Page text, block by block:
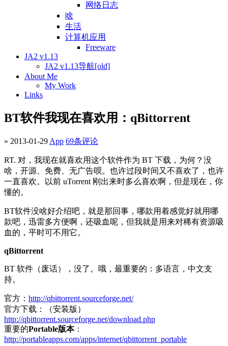
网络日志
啥
生活
计算机应用
Freeware
JA2 v1.13
JA2 v1.13导航[old]
About Me
My Work
Links
BT软件我现在喜欢用：qBittorrent
» 2013-01-29 App 69条评论
RT. 对，我现在就喜欢用这个软件作为 BT 下载，为何？没
啥，开源、免费、无广告呗。也许过段时间又不喜欢了，也许
一直喜欢。以前 uTorrent 刚出来时多么喜欢啊，但是现在，你
懂的。
BT软件没啥好介绍吧，就是那回事，哪款用着感觉好就用哪
款吧，迅雷多方便啊，还吸血呢，但我就是用来对稀有资源吸
血的，平时可不用它。
qBittorrent
BT 软件（废话），没了。哦，最重要的：多语言，中文支
持。
官方： http://qbittorrent.sourceforge.net/
官方下载：（安装版）
http://qbittorrent.sourceforge.net/download.php
重要的Portable版本：
http://portableapps.com/apps/internet/qbittorrent_portable